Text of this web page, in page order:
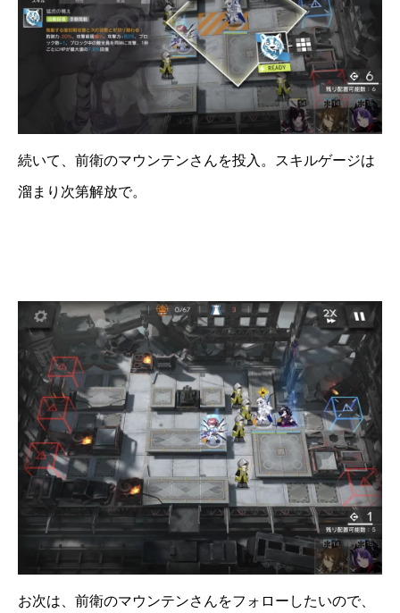
続いて、前衛のマウンテンさんを投入。スキルゲージは
溜まり次第解放で。
お次は、前衛のマウンテンさんをフォローしたいので、